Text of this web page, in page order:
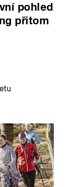
pohled
přitom